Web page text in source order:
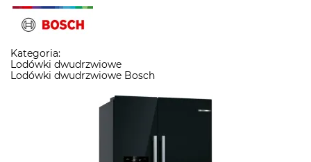
Kategoria:
Lodówki dwudrzwiowe
Lodówki dwudrzwiowe Bosch